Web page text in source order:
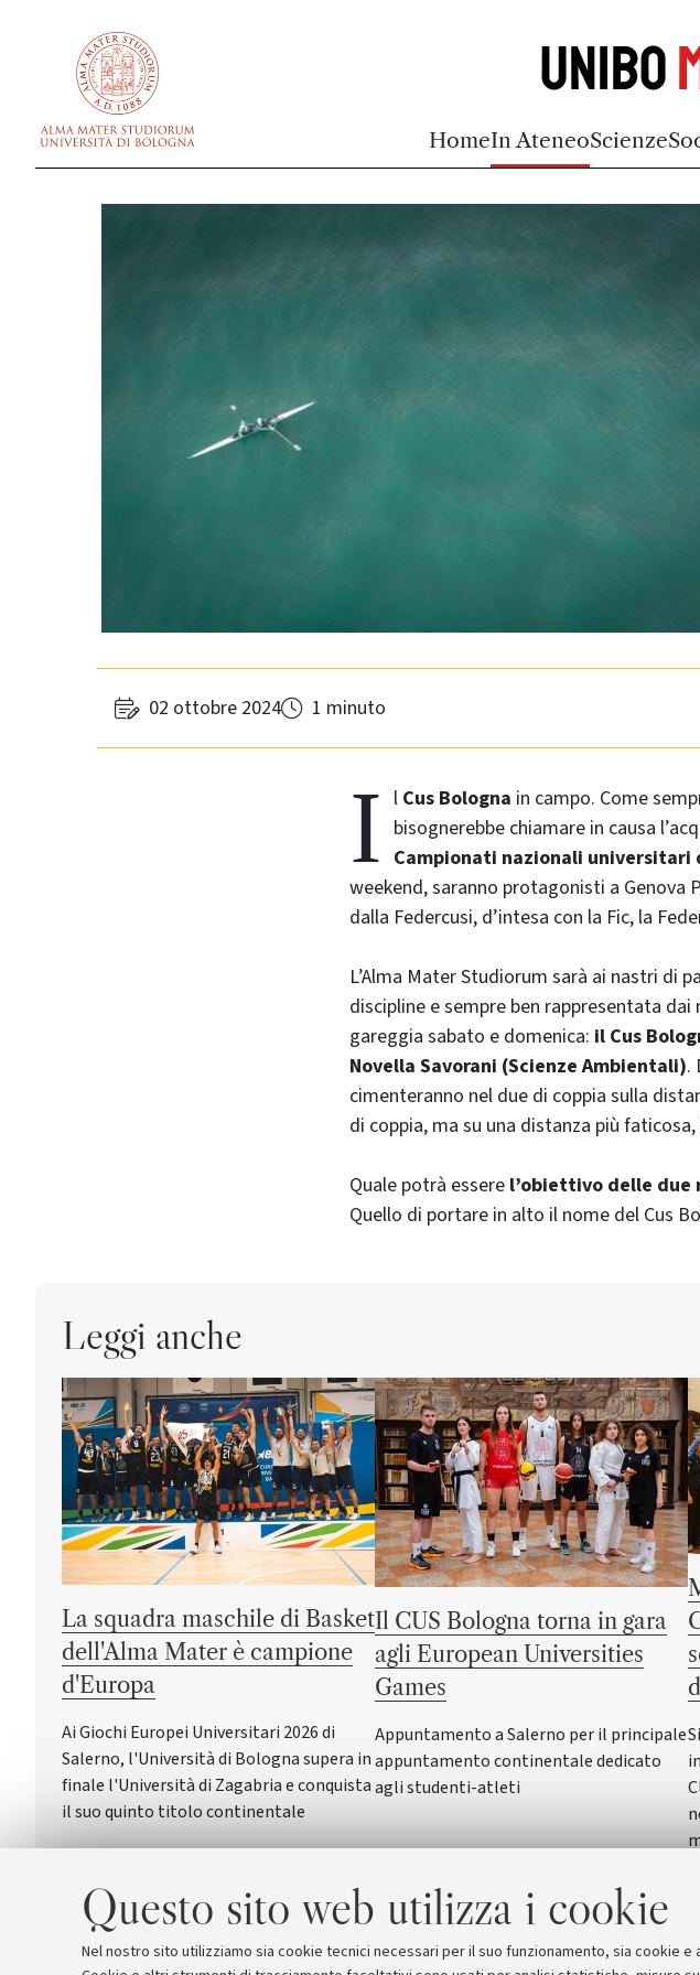
Questo sito web utilizza i cookie
Nel nostro sito utilizziamo sia cookie tecnici necessari per il suo funzionamento, sia
Unibo
HomeIn AteneoScienze
02 ottobre 2024 1 minuto
I l Cus Bologna in campo. Come
bisognerebbe chiamare in causa
Campionati nazionali
weekend, saranno protagonisti a Genova
dalla Federcusi, d’intesa con la Fic, la
L’Alma Mater Studiorum sarà ai nastri di
discipline e sempre ben rappresentata
gareggia sabato e domenica: il Cus
Novella Savorani (Scienze Ambientali).
cimenteranno nel due di coppia sulla
di coppia, ma su una distanza più
Quale potrà essere l’obiettivo delle due
Quello di portare in alto il nome del Cus
Leggi anche
La squadra maschile di Basket
dell'Alma Mater è campione
d'Europa
Ai Giochi Europei Universitari 2026 di
Salerno, l'Università di Bologna supera in
finale l'Università di Zagabria e conquista
il suo quinto titolo continentale
Il CUS Bologna torna in gara
agli European Universities
Games
Appuntamento a Salerno per il principale
appuntamento continentale dedicato
agli studenti-atleti